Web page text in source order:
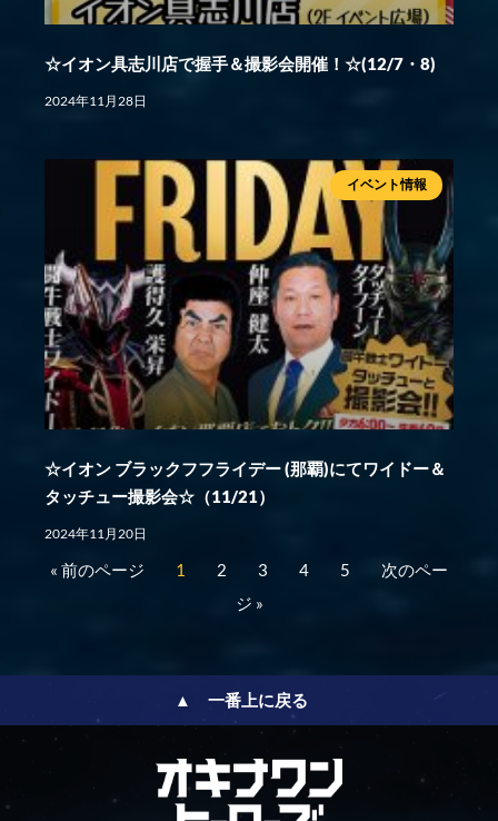
☆イオン具志川店で握手＆撮影会開催！☆(12/7・8)
2024年11月28日
イベント情報
☆イオン ブラックフフライデー (那覇)にてワイドー＆
タッチュー撮影会☆（11/21）
2024年11月20日
« 前のページ 1 2 3 4 5
次のペー
ジ »
▲ 一番上に戻る